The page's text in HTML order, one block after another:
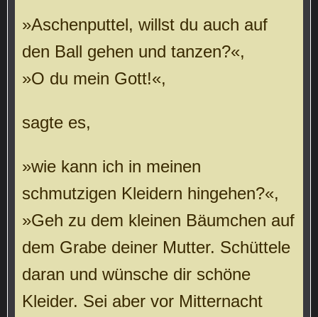
»Aschenputtel, willst du auch auf
den Ball gehen und tanzen?«,
»O du mein Gott!«,
sagte es,
»wie kann ich in meinen
schmutzigen Kleidern hingehen?«,
»Geh zu dem kleinen Bäumchen auf
dem Grabe deiner Mutter. Schüttele
daran und wünsche dir schöne
Kleider. Sei aber vor Mitternacht